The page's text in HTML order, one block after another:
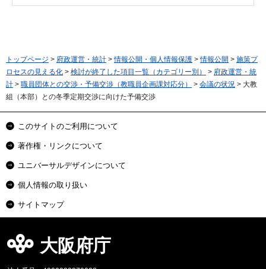
トップページ > 府政運営・統計 >情報公開・個人情報保護 >情報公開 > 施策プ
ロセスの見える化 > 検討が終了した項目一覧（カテゴリー別） > 府政運営・統
計 > 職員団体との交渉・予備交渉（教職員企画課対応分） > 会議の状況 > 大教
組（本部）との冬季定期交渉に向けた予備交渉
このサイトのご利用について
著作権・リンクについて
ユニバーサルデザインについて
個人情報の取り扱い
サイトマップ
大阪府庁